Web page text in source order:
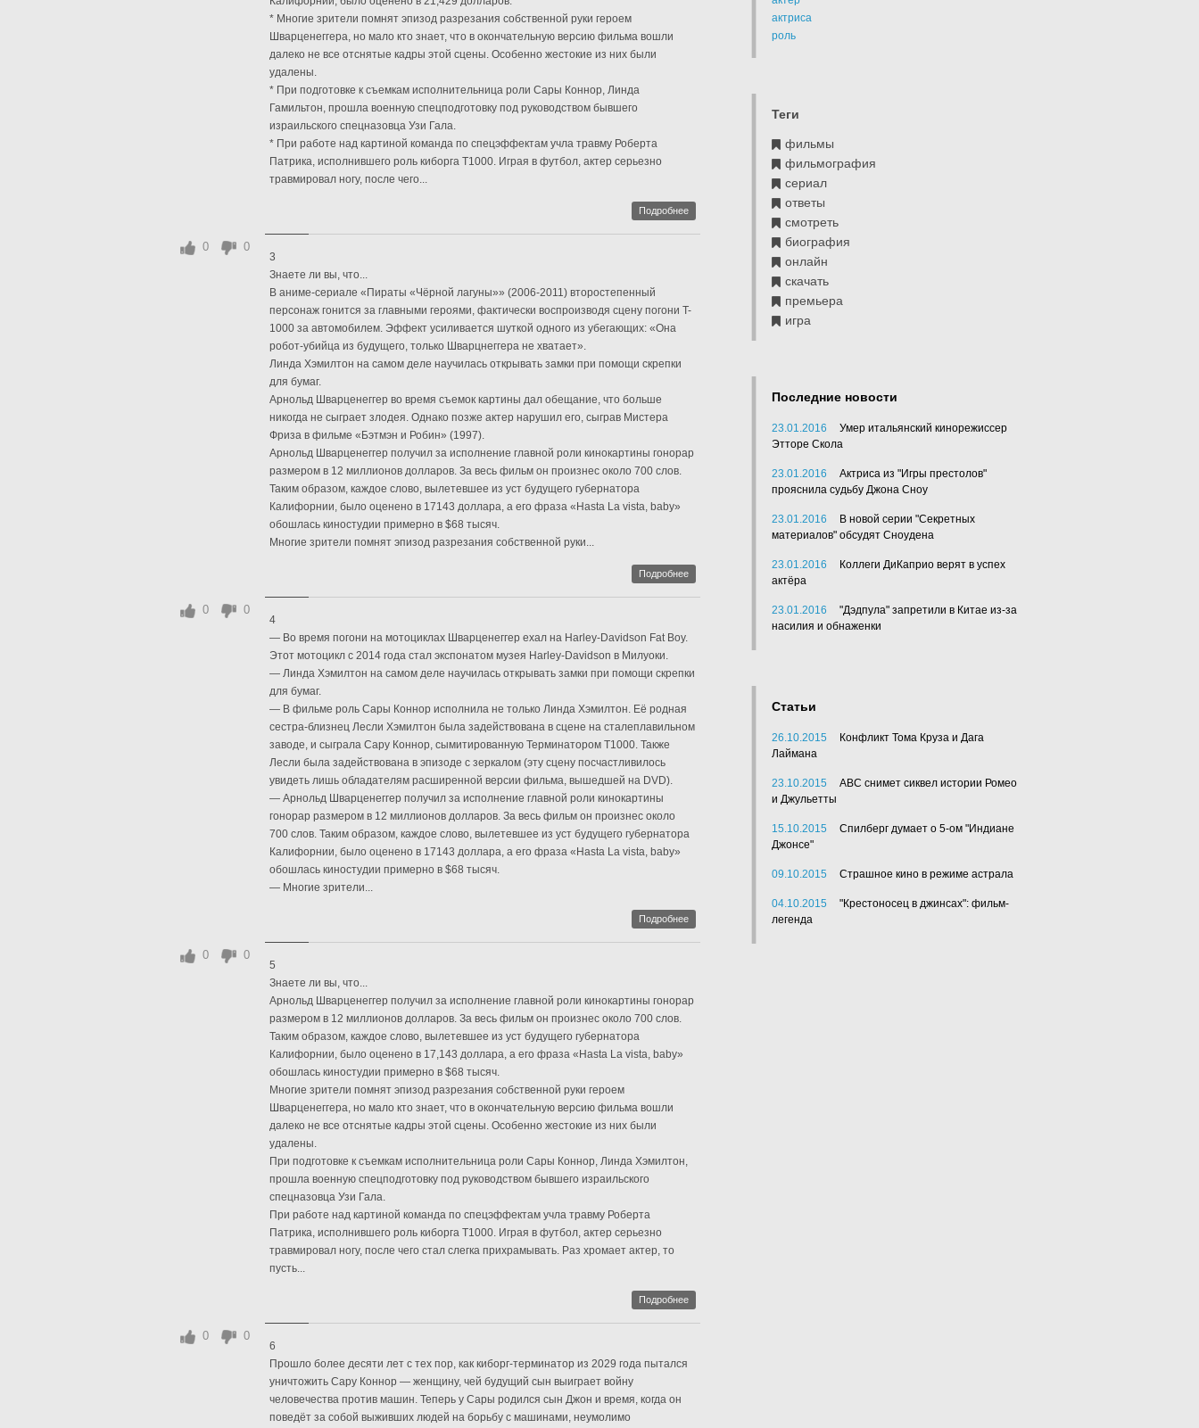
* Многие зрители помнят эпизод разрезания собственной руки героем
Шварценеггера, но мало кто знает, что в окончательную версию фильма вошли
далеко не все отснятые кадры этой сцены. Особенно жестокие из них были
удалены.
* При подготовке к съемкам исполнительница роли Сары Коннор, Линда
Гамильтон, прошла военную спецподготовку под руководством бывшего
израильского спецназовца Узи Гала.
* При работе над картиной команда по спецэффектам учла травму Роберта
Патрика, исполнившего роль киборга T1000. Играя в футбол, актер серьезно
травмировал ногу, после чего...
Подробнее
3
Знаете ли вы, что...
В аниме-сериале «Пираты «Чёрной лагуны»» (2006-2011) второстепенный
персонаж гонится за главными героями, фактически воспроизводя сцену погони T-
1000 за автомобилем. Эффект усиливается шуткой одного из убегающих: «Она
робот-убийца из будущего, только Шварцнеггера не хватает».
Линда Хэмилтон на самом деле научилась открывать замки при помощи скрепки
для бумаг.
Арнольд Шварценеггер во время съемок картины дал обещание, что больше
никогда не сыграет злодея. Однако позже актер нарушил его, сыграв Мистера
Фриза в фильме «Бэтмэн и Робин» (1997).
Арнольд Шварценеггер получил за исполнение главной роли кинокартины гонорар
размером в 12 миллионов долларов. За весь фильм он произнес около 700 слов.
Таким образом, каждое слово, вылетевшее из уст будущего губернатора
Калифорнии, было оценено в 17143 доллара, а его фраза «Hasta La vista, baby»
обошлась киностудии примерно в $68 тысяч.
Многие зрители помнят эпизод разрезания собственной руки...
0 0
Подробнее
4
— Во время погони на мотоциклах Шварценеггер ехал на Harley-Davidson Fat Boy.
Этот мотоцикл с 2014 года стал экспонатом музея Harley-Davidson в Милуоки.
— Линда Хэмилтон на самом деле научилась открывать замки при помощи скрепки
для бумаг.
— В фильме роль Сары Коннор исполнила не только Линда Хэмилтон. Её родная
сестра-близнец Лесли Хэмилтон была задействована в сцене на сталеплавильном
заводе, и сыграла Сару Коннор, сымитированную Терминатором Т1000. Также
Лесли была задействована в эпизоде с зеркалом (эту сцену посчастливилось
увидеть лишь обладателям расширенной версии фильма, вышедшей на DVD).
— Арнольд Шварценеггер получил за исполнение главной роли кинокартины
гонорар размером в 12 миллионов долларов. За весь фильм он произнес около
700 слов. Таким образом, каждое слово, вылетевшее из уст будущего губернатора
Калифорнии, было оценено в 17143 доллара, а его фраза «Hasta La vista, baby»
обошлась киностудии примерно в $68 тысяч.
— Многие зрители...
0 0
Подробнее
5
Знаете ли вы, что...
Арнольд Шварценеггер получил за исполнение главной роли кинокартины гонорар
размером в 12 миллионов долларов. За весь фильм он произнес около 700 слов.
Таким образом, каждое слово, вылетевшее из уст будущего губернатора
Калифорнии, было оценено в 17,143 доллара, а его фраза «Hasta La vista, baby»
обошлась киностудии примерно в $68 тысяч.
Многие зрители помнят эпизод разрезания собственной руки героем
Шварценеггера, но мало кто знает, что в окончательную версию фильма вошли
далеко не все отснятые кадры этой сцены. Особенно жестокие из них были
удалены.
При подготовке к съемкам исполнительница роли Сары Коннор, Линда Хэмилтон,
прошла военную спецподготовку под руководством бывшего израильского
спецназовца Узи Гала.
При работе над картиной команда по спецэффектам учла травму Роберта
Патрика, исполнившего роль киборга T1000. Играя в футбол, актер серьезно
травмировал ногу, после чего стал слегка прихрамывать. Раз хромает актер, то
пусть...
0 0
Подробнее
6
Прошло более десяти лет с тех пор, как киборг-терминатор из 2029 года пытался
уничтожить Сару Коннор — женщину, чей будущий сын выиграет войну
человечества против машин. Теперь у Сары родился сын Джон и время, когда он
поведёт за собой выживших людей на борьбу с машинами, неумолимо
0 0
актриса
роль
Теги
фильмы
фильмография
сериал
ответы
смотреть
биография
онлайн
скачать
премьера
игра
Последние новости
23.01.2016
Умер итальянский кинорежиссер
Этторе Скола
23.01.2016
Актриса из "Игры престолов"
прояснила судьбу Джона Сноу
23.01.2016
В новой серии "Секретных
материалов" обсудят Сноудена
23.01.2016
Коллеги ДиКаприо верят в успех
актёра
23.01.2016
"Дэдпула" запретили в Китае из-за
насилия и обнаженки
Статьи
26.10.2015
Конфликт Тома Круза и Дага
Лаймана
23.10.2015
АВС снимет сиквел истории Ромео
и Джульетты
15.10.2015
Спилберг думает о 5-ом "Индиане
Джонсе"
09.10.2015 Страшное кино в режиме астрала
04.10.2015
"Крестоносец в джинсах": фильм-
легенда